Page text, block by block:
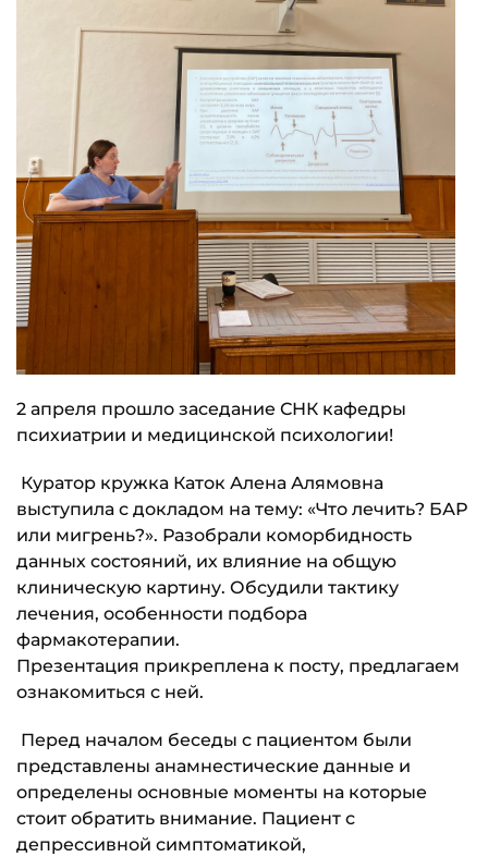
2 апреля прошло заседание СНК кафедры
психиатрии и медицинской психологии!
Куратор кружка Каток Алена Алямовна
выступила с докладом на тему: «Что лечить? БАР
или мигрень?». Разобрали коморбидность
данных состояний, их влияние на общую
клиническую картину. Обсудили тактику
лечения, особенности подбора
фармакотерапии.
Презентация прикреплена к посту, предлагаем
ознакомиться с ней.
Перед началом беседы с пациентом были
представлены анамнестические данные и
определены основные моменты на которые
стоит обратить внимание. Пациент с
депрессивной симптоматикой,